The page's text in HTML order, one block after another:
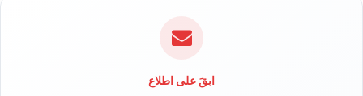
ل
ي
ابقَ على اطلاع